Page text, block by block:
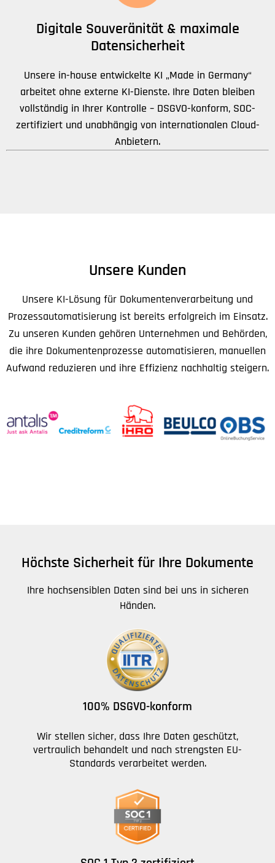
Digitale Souveränität & maximale
Datensicherheit
Unsere in-house entwickelte KI „Made in Germany“
arbeitet ohne externe KI-Dienste. Ihre Daten bleiben
vollständig in Ihrer Kontrolle – DSGVO-konform, SOC-
zertifiziert und unabhängig von internationalen Cloud-
Anbietern.
Unsere Kunden
Unsere KI-Lösung für Dokumentenverarbeitung und
Prozessautomatisierung ist bereits erfolgreich im Einsatz.
Zu unseren Kunden gehören Unternehmen und Behörden,
die ihre Dokumentenprozesse automatisieren, manuellen
Aufwand reduzieren und ihre Effizienz nachhaltig steigern.
Höchste Sicherheit für Ihre Dokumente
Ihre hochsensiblen Daten sind bei uns in sicheren
Händen.
100% DSGVO-konform
Wir stellen sicher, dass Ihre Daten geschützt,
vertraulich behandelt und nach strengsten EU-
Standards verarbeitet werden.